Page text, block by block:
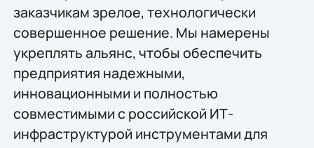
заказчикам зрелое, технологически
совершенное решение. Мы намерены
укреплять альянс, чтобы обеспечить
предприятия надежными,
инновационными и полностью
совместимыми с российской ИТ-
инфраструктурой инструментами для